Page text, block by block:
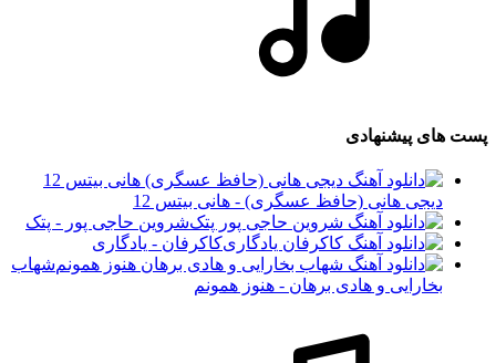
پست های پیشنهادی
دیجی هانی (حافظ عسگری) - هانی بیتس 12
شروین حاجی پور - پتک
کاکرفان - یادگاری
شهاب
بخارایی و هادی برهان - هنوز همونم